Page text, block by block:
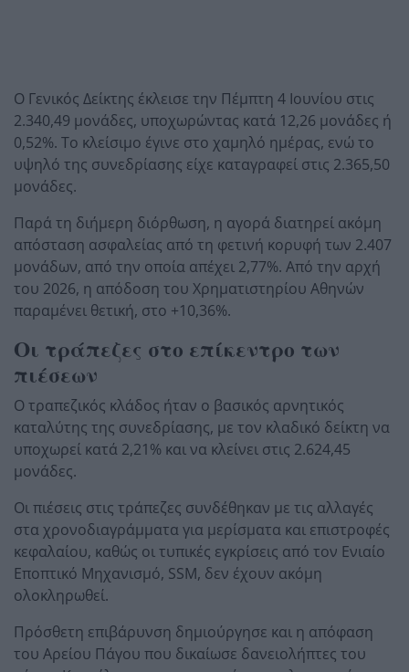
Ο Γενικός Δείκτης έκλεισε την Πέμπτη 4 Ιουνίου στις
2.340,49 μονάδες, υποχωρώντας κατά 12,26 μονάδες ή
0,52%. Το κλείσιμο έγινε στο χαμηλό ημέρας, ενώ το
υψηλό της συνεδρίασης είχε καταγραφεί στις 2.365,50
μονάδες.
Παρά τη διήμερη διόρθωση, η αγορά διατηρεί ακόμη
απόσταση ασφαλείας από τη φετινή κορυφή των 2.407
μονάδων, από την οποία απέχει 2,77%. Από την αρχή
του 2026, η απόδοση του Χρηματιστηρίου Αθηνών
παραμένει θετική, στο +10,36%.
Οι τράπεζες στο επίκεντρο των
πιέσεων
Ο τραπεζικός κλάδος ήταν ο βασικός αρνητικός
καταλύτης της συνεδρίασης, με τον κλαδικό δείκτη να
υποχωρεί κατά 2,21% και να κλείνει στις 2.624,45
μονάδες.
Οι πιέσεις στις τράπεζες συνδέθηκαν με τις αλλαγές
στα χρονοδιαγράμματα για μερίσματα και επιστροφές
κεφαλαίου, καθώς οι τυπικές εγκρίσεις από τον Ενιαίο
Εποπτικό Μηχανισμό, SSM, δεν έχουν ακόμη
ολοκληρωθεί.
Πρόσθετη επιβάρυνση δημιούργησε και η απόφαση
του Αρείου Πάγου που δικαίωσε δανειολήπτες του